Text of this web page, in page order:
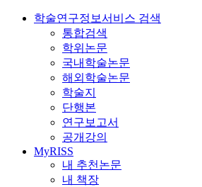
학술연구정보서비스 검색
통합검색
학위논문
국내학술논문
해외학술논문
학술지
단행본
연구보고서
공개강의
MyRISS
내 추천논문
내 책장